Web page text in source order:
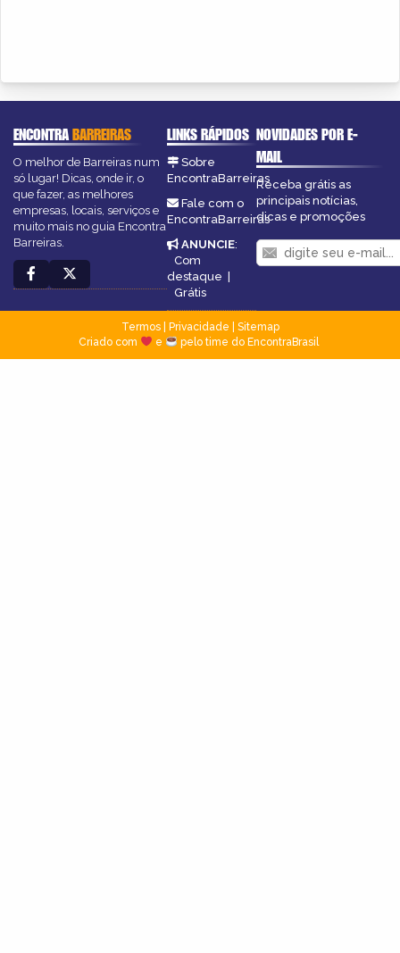
ENCONTRABARREIRAS
O melhor de Barreiras num
só lugar! Dicas, onde ir, o
que fazer, as melhores
empresas, locais, serviços e
muito mais no guia Encontra
Barreiras.
LINKS RÁPIDOS
Sobre
EncontraBarreiras
Fale com o
EncontraBarreiras
ANUNCIE:
Com
destaque
Grátis
NOVIDADES POR E-
MAIL
Receba grátis as
principais notícias,
dicas e promoções
Termos| Privacidade
Sitemap
Criado com
e pelo time do EncontraBrasil